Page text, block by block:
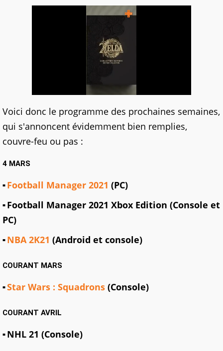
Voici donc le programme des prochaines semaines,
qui s'annoncent évidemment bien remplies,
couvre-feu ou pas :
4 MARS
Football Manager 2021 (PC)
Football Manager 2021 Xbox Edition (Console et
PC)
NBA 2K21 (Android et console)
COURANT MARS
Star Wars : Squadrons (Console)
COURANT AVRIL
NHL 21 (Console)